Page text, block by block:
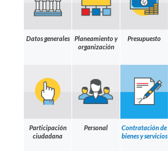
Datos generales
Planeamiento y
organización
Presupuesto
Participación
ciudadana
Personal
Contratación de
bienes y servicios